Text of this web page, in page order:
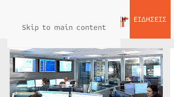
Skip to main content
ΑΡΧΙΚΗ ΕΙΔΗΣΕΙΣ